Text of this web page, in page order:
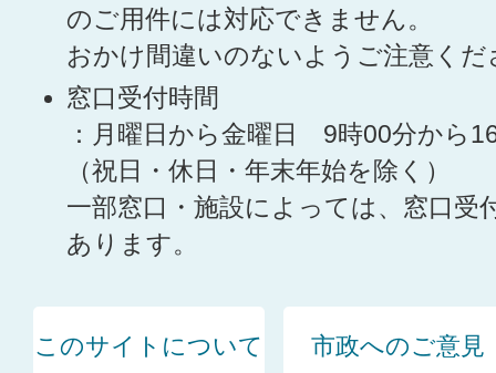
のご用件には対応できません。
おかけ間違いのないようご注意くだ
窓口受付時間
：月曜日から金曜日 9時00分から
（祝日・休日・年末年始を除く）
一部窓口・施設によっては、窓口受
あります。
このサイトについて 市政へのご意見